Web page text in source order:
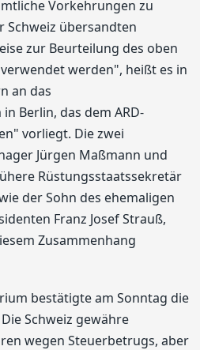
Vorkehrungen zu
Schweiz übersandten
zur Beurteilung des oben
werden", heißt es in
an das
Berlin, das dem ARD-
vorliegt. Die zwei
Jürgen Maßmann und
Rüstungsstaatssekretär
der Sohn des ehemaligen
Franz Josef Strauß,
Zusammenhang
bestätigte am Sonntag die
Schweiz gewähre
wegen Steuerbetrugs, aber